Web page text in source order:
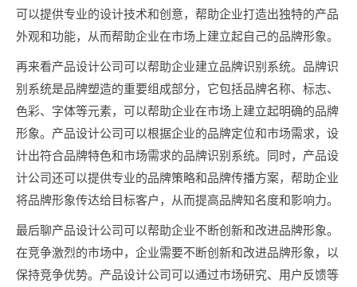
可以提供专业的设计技术和创意，帮助企业打造出独特的产品
外观和功能，从而帮助企业在市场上建立起自己的品牌形象。
再来看产品设计公司可以帮助企业建立品牌识别系统。品牌识
别系统是品牌塑造的重要组成部分，它包括品牌名称、标志、
色彩、字体等元素，可以帮助企业在市场上建立起明确的品牌
形象。产品设计公司可以根据企业的品牌定位和市场需求，设
计出符合品牌特色和市场需求的品牌识别系统。同时，产品设
计公司还可以提供专业的品牌策略和品牌传播方案，帮助企业
将品牌形象传达给目标客户，从而提高品牌知名度和影响力。
最后聊产品设计公司可以帮助企业不断创新和改进品牌形象。
在竞争激烈的市场中，企业需要不断创新和改进品牌形象，以
保持竞争优势。产品设计公司可以通过市场研究、用户反馈等